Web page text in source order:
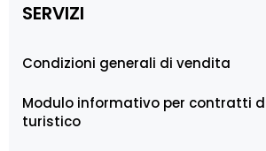
SERVIZI
Condizioni generali di vendita
Modulo informativo per contratti
turistico